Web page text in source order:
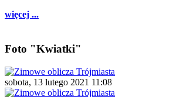
więcej ...
Foto "Kwiatki"
sobota, 13 lutego 2021 11:08